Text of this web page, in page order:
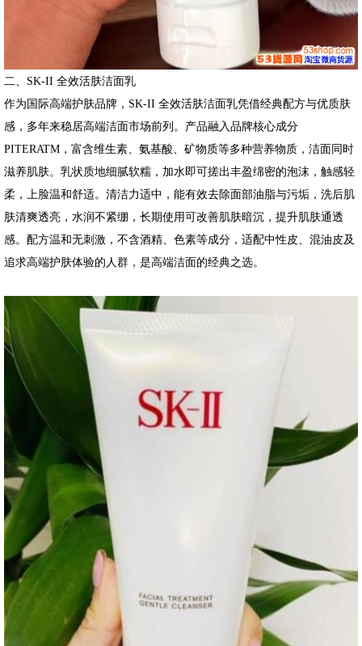
二、SK-II 全效活肤洁面乳
作为国际高端护肤品牌，SK-II 全效活肤洁面乳凭借经典配方与优质肤
感，多年来稳居高端洁面市场前列。产品融入品牌核心成分
PITERATM，富含维生素、氨基酸、矿物质等多种营养物质，洁面同时
滋养肌肤。乳状质地细腻软糯，加水即可搓出丰盈绵密的泡沫，触感轻
柔，上脸温和舒适。清洁力适中，能有效去除面部油脂与污垢，洗后肌
肤清爽透亮，水润不紧绷，长期使用可改善肌肤暗沉，提升肌肤通透
感。配方温和无刺激，不含酒精、色素等成分，适配中性皮、混油皮及
追求高端护肤体验的人群，是高端洁面的经典之选。